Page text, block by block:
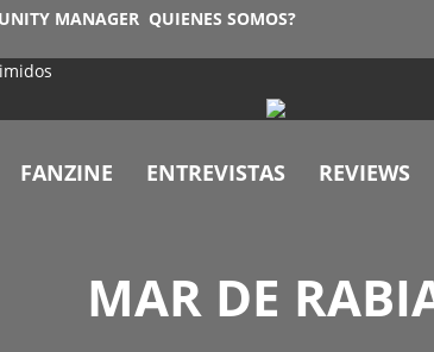
MANAGER QUIENES SOMOS?
FANZINE ENTREVISTAS REVIEWS
MAR DE